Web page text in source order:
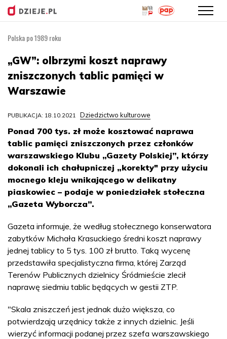
treści
Polska po 1989 roku
„GW”: olbrzymi koszt naprawy
zniszczonych tablic pamięci w
Warszawie
PUBLIKACJA: 18.10.2021 Dziedzictwo kulturowe
Ponad 700 tys. zł może kosztować naprawa
tablic pamięci zniszczonych przez członków
warszawskiego Klubu „Gazety Polskiej”, którzy
dokonali ich chałupniczej „korekty" przy użyciu
mocnego kleju wnikającego w delikatny
piaskowiec – podaje w poniedziałek stołeczna
„Gazeta Wyborcza”.
Gazeta informuje, że według stołecznego konserwatora
zabytków Michała Krasuckiego średni koszt naprawy
jednej tablicy to 5 tys. 100 zł brutto. Taką wycenę
przedstawiła specjalistyczna firma, której Zarząd
Terenów Publicznych dzielnicy Śródmieście zlecił
naprawę siedmiu tablic będących w gestii ZTP.
"Skala zniszczeń jest jednak dużo większa, co
potwierdzają urzędnicy także z innych dzielnic. Jeśli
wierzyć informacji podanej przez szefa warszawskiego